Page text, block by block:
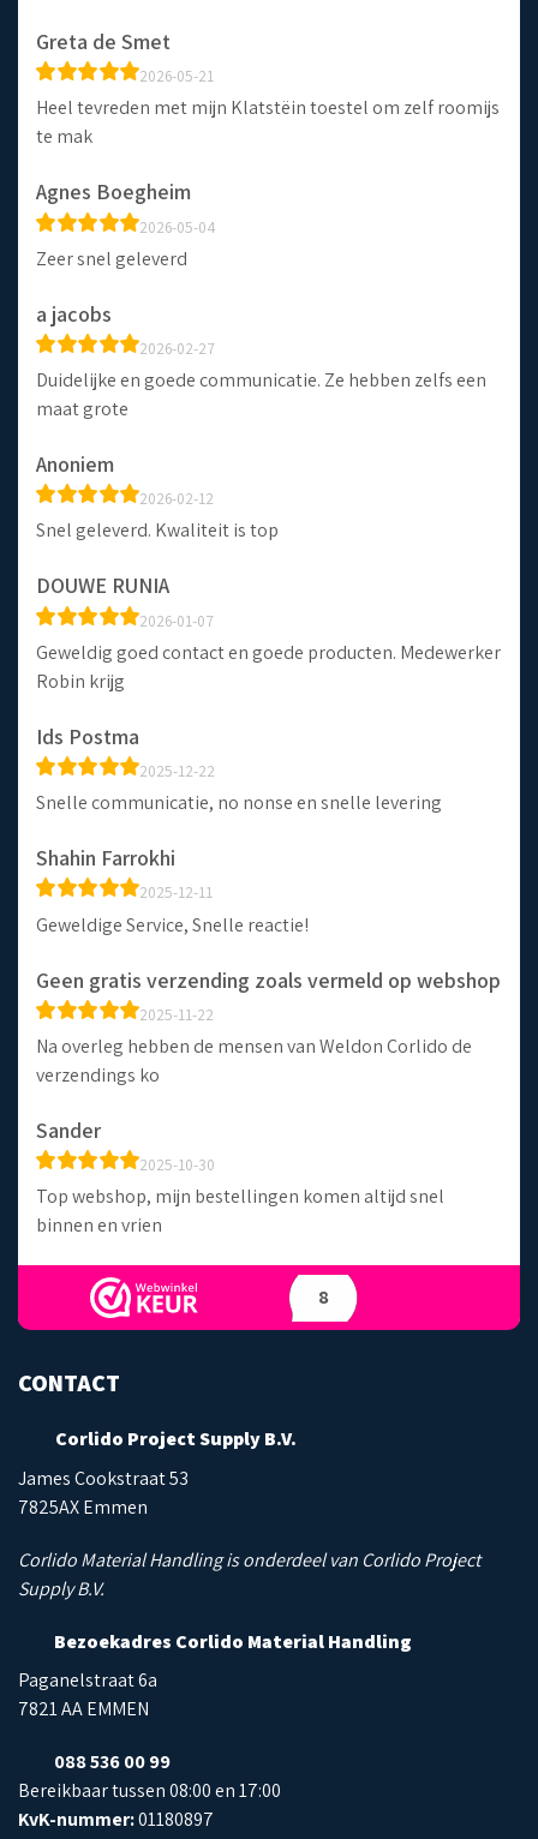
Greta de Smet
2026-05-21
Heel tevreden met mijn Klatstëin toestel om zelf roomijs
te mak
Agnes Boegheim
2026-05-04
Zeer snel geleverd
a jacobs
2026-02-27
Duidelijke en goede communicatie. Ze hebben zelfs een
maat grote
Anoniem
2026-02-12
Snel geleverd. Kwaliteit is top
DOUWE RUNIA
2026-01-07
Geweldig goed contact en goede producten. Medewerker
Robin krijg
Ids Postma
2025-12-22
Snelle communicatie, no nonse en snelle levering
Shahin Farrokhi
2025-12-11
Geweldige Service, Snelle reactie!
Geen gratis verzending zoals vermeld op webshop
2025-11-22
Na overleg hebben de mensen van Weldon Corlido de
verzendings ko
Sander
2025-10-30
Top webshop, mijn bestellingen komen altijd snel
binnen en vrien
8
CONTACT
Corlido Project Supply B.V.
James Cookstraat 53
7825AX Emmen
Corlido Material Handling is onderdeel van Corlido Project
Supply B.V.
Bezoekadres Corlido Material Handling
Paganelstraat 6a
7821 AA EMMEN
088 536 00 99
Bereikbaar tussen 08:00 en 17:00
KvK-nummer:01180897